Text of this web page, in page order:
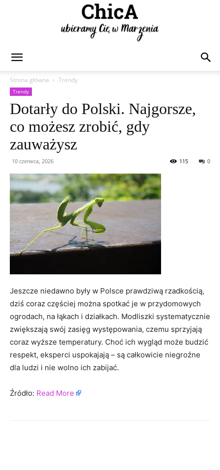
Strona główna
Trendy
Trendy
Dotarły do Polski. Najgorsze,
co możesz zrobić, gdy
zauważysz
10 czerwca, 2026 0
115
Jeszcze niedawno były w Polsce prawdziwą rzadkością,
dziś coraz częściej można spotkać je w przydomowych
ogrodach, na łąkach i działkach. Modliszki systematycznie
zwiększają swój zasięg występowania, czemu sprzyjają
coraz wyższe temperatury. Choć ich wygląd może budzić
respekt, eksperci uspokajają – są całkowicie niegroźne
dla ludzi i nie wolno ich zabijać.
Źródło: Read More